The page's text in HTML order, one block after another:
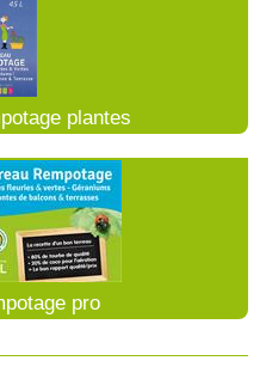
plantes
pro